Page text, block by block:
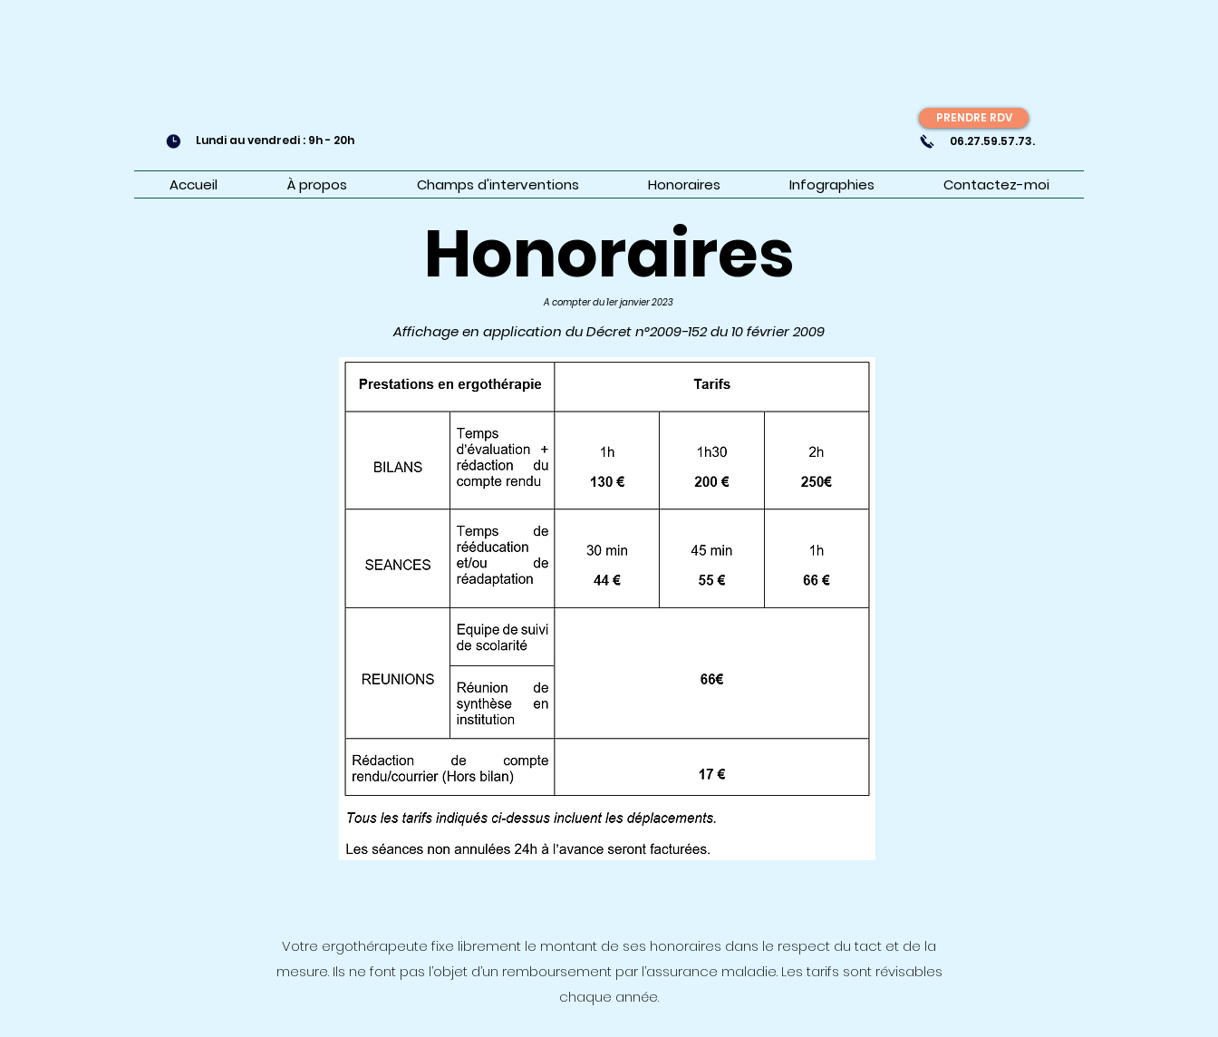
Lundi au vendredi : 9h - 20h
PRENDRE RDV
06.27.59.57.73.
Accueil À propos Champs d'interventions Honoraires Infographies Contactez-moi
Honoraires
A compter du 1er janvier 2023
Affichage en application du Décret n°2009-152 du 10 février 2009
Votre ergothérapeute fixe librement le montant de ses honoraires dans le respect du tact et de la
mesure. Ils ne font pas l’objet d’un remboursement par l’assurance maladie. Les tarifs sont révisables
chaque année.